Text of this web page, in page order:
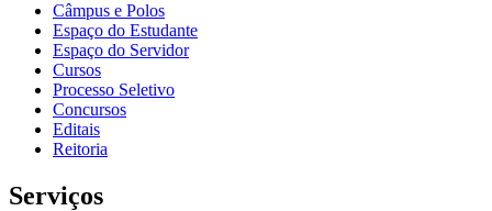
Câmpus e Polos
Espaço do Estudante
Espaço do Servidor
Cursos
Processo Seletivo
Concursos
Editais
Reitoria
Serviços